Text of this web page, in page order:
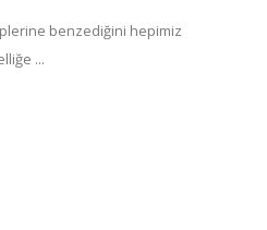
benzediğini hepimiz
...